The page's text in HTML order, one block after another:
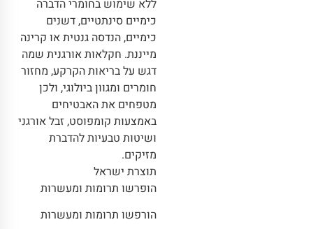
ללא שימוש בחומרי הדברה
כימיים סינתטיים, דשנים
כימיים, הנדסה גנטית או קרינה
מייננת. חקלאות אורגנית שמה
דגש על בריאות הקרקע, מחזור
חומרים ומגוון ביולוגי, ולכן
מטפחים את האבטיחים
באמצעות קומפוסט, זבל אורגני
ושיטות טבעיות להדברת
מזיקים.
תוצרת ישראל
הופרשו תרומות ומעשרות
הורפשו תרומות ומעשרות